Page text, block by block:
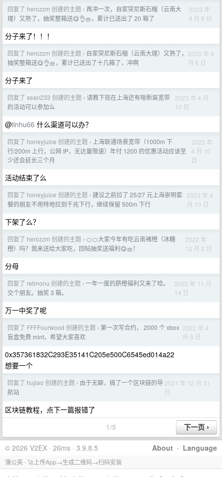
回复了 herozzm 创建的主题 › 再冲一次，自家突尼斯石榴（云南大
理）又熟了，抽奖整箱送😋👌🧺，累计已送出了 20 箱了
2023 年
9 月 8 日
分子来了！！！
回复了 herozzm 创建的主题 › 自家突尼斯石榴（云南大理）又熟了，
抽奖整箱送😋👌🧺，累计已送出了十几箱了，冲啊
2023 年 9
月 6 日
分子来了
回复了 sean233 创建的主题 › 请教下现在上海还有啥新装宽带
的活动可以参加么
2023 年 4 月
10 日
@linhu66 什么渠道可以办？
回复了 honeyjuice 创建的主题 ›
上海联通场景宽带（1000m 下
行/200m 上行，公网 IP，无达量限速）年付 1200 的优惠活动应该至
少还会延长三个月
2023 年
4 月 10
日
活动结束了么
回复了 honeyjuice 创建的主题 › 建议之前拉了 25/27 元上海崇明套
餐的朋友不用特地拉到千兆下行，继续保留 500m 下行
2023 年 4
月 10 日
下架了么？
回复了 herozzm 创建的主题 › 🍊🍊大家今年有吃云南褚橙（冰糖
橙）吗？我来送给大家吃，回帖抽奖送福利😋🧺！
2022 年
12 月 2 日
分母
回复了 rebnonu 创建的主题 › 一年一度的脐橙福利又来了哈。
交个朋友。抽奖 3 箱。
2022 年 11 月
14 日
万一中奖了呢
回复了 FFFFourwood 创建的主题 › 第一次写合约， 2000 个 xbox
盲盒免费 mint，希望大家喜欢
2022 年 4
月 9 日
0x357361832C293E35141C205e500C6545ed014a22
想要一个
回复了 hujiao 创建的主题 › 由于无聊，搞了一个区块链的导
航站
2021 年 12 月 31
日
区块链教程，点下一篇报错了
1/5
About · Language
© 2026 V2EX · 26ms · 3.9.8.5
蒲公英 - 🚀上传App→生成二维码→扫码安装